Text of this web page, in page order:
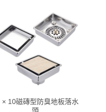
× 10磁磚型防臭地板落水
頭